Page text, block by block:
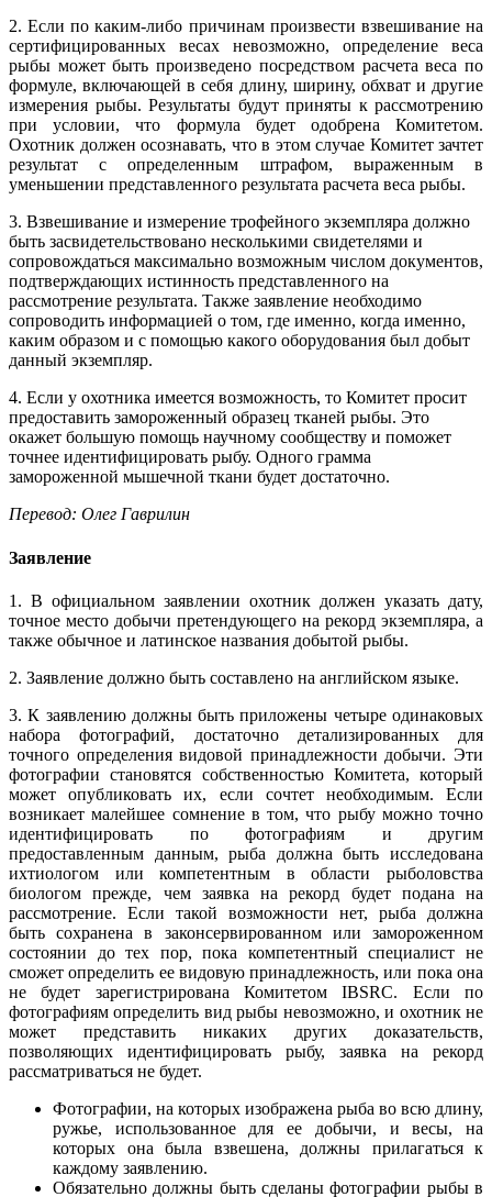
2. Если по каким-либо причинам произвести взвешивание на
сертифицированных весах невозможно, определение веса
рыбы может быть произведено посредством расчета веса по
формуле, включающей в себя длину, ширину, обхват и другие
измерения рыбы. Результаты будут приняты к рассмотрению
при условии, что формула будет одобрена Комитетом.
Охотник должен осознавать, что в этом случае Комитет зачтет
результат с определенным штрафом, выраженным в
уменьшении представленного результата расчета веса рыбы.
3. Взвешивание и измерение трофейного экземпляра должно
быть засвидетельствовано несколькими свидетелями и
сопровождаться максимально возможным числом документов,
подтверждающих истинность представленного на
рассмотрение результата. Также заявление необходимо
сопроводить информацией о том, где именно, когда именно,
каким образом и с помощью какого оборудования был добыт
данный экземпляр.
4. Если у охотника имеется возможность, то Комитет просит
предоставить замороженный образец тканей рыбы. Это
окажет большую помощь научному сообществу и поможет
точнее идентифицировать рыбу. Одного грамма
замороженной мышечной ткани будет достаточно.
Перевод: Олег Гаврилин
Заявление
1. В официальном заявлении охотник должен указать дату,
точное место добычи претендующего на рекорд экземпляра, а
также обычное и латинское названия добытой рыбы.
2. Заявление должно быть составлено на английском языке.
3. К заявлению должны быть приложены четыре одинаковых
набора фотографий, достаточно детализированных для
точного определения видовой принадлежности добычи. Эти
фотографии становятся собственностью Комитета, который
может опубликовать их, если сочтет необходимым. Если
возникает малейшее сомнение в том, что рыбу можно точно
идентифицировать по фотографиям и другим
предоставленным данным, рыба должна быть исследована
ихтиологом или компетентным в области рыболовства
биологом прежде, чем заявка на рекорд будет подана на
рассмотрение. Если такой возможности нет, рыба должна
быть сохранена в законсервированном или замороженном
состоянии до тех пор, пока компетентный специалист не
сможет определить ее видовую принадлежность, или пока она
не будет зарегистрирована Комитетом IBSRC. Если по
фотографиям определить вид рыбы невозможно, и охотник не
может представить никаких других доказательств,
позволяющих идентифицировать рыбу, заявка на рекорд
рассматриваться не будет.
Фотографии, на которых изображена рыба во всю длину,
ружье, использованное для ее добычи, и весы, на
которых она была взвешена, должны прилагаться к
каждому заявлению.
Обязательно должны быть сделаны фотографии рыбы в